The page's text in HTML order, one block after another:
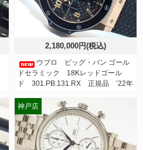
2,180,000円(税込)
ウブロ ビッグ・バン ゴール
ドセラミック 18Kレッドゴール
ド 301.PB.131.RX 正規品 ’22年
神戸店